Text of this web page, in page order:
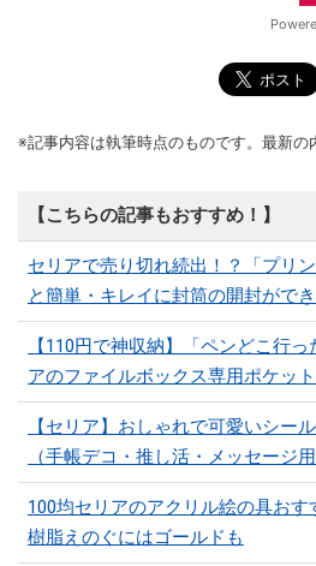
※記事内容は執筆時点のものです。最新の
【こちらの記事もおすすめ！】
セリアで売り切れ続出！？「プリ
と簡単・キレイに封筒の開封ができ
【110円で神収納】「ペンどこ行
アのファイルボックス専用ポケッ
【セリア】おしゃれで可愛いシー
（手帳デコ・推し活・メッセージ用
100均セリアのアクリル絵の具おす
樹脂えのぐにはゴールドも